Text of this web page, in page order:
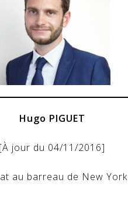
Hugo PIGUET
[À jour du 04/11/2016]
au barreau de New York